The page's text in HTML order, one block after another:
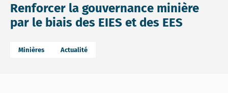
Renforcer la gouvernance minière
par le biais des EIES et des EES
Minières Actualité